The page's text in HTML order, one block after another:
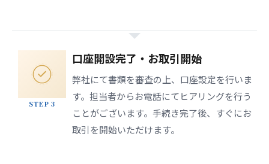
STEP 3
口座開設完了・お取引開始
弊社にて書類を審査の上、口座設定を行いま
す。担当者からお電話にてヒアリングを行う
ことがございます。手続き完了後、すぐにお
取引を開始いただけます。